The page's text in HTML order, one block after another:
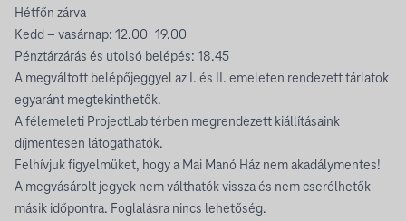
Hétfőn zárva
Kedd – vasárnap: 12.00-19.00
Pénztárzárás és utolsó belépés: 18.45
A megváltott belépőjeggyel az I. és II. emeleten rendezett tárlatok
egyaránt megtekinthetők.
A félemeleti ProjectLab térben megrendezett kiállításaink
díjmentesen látogathatók.
Felhívjuk figyelmüket, hogy a Mai Manó Ház nem akadálymentes!
A megvásárolt jegyek nem válthatók vissza és nem cserélhetők
másik időpontra. Foglalásra nincs lehetőség.